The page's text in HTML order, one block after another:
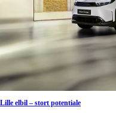
Lille elbil – stort potentiale